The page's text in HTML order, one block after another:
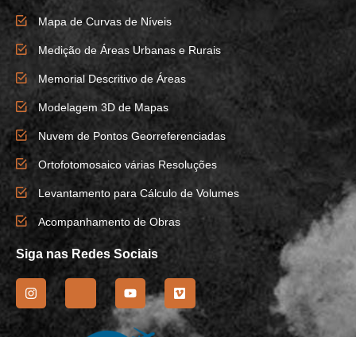
Mapa de Curvas de Níveis
Medição de Áreas Urbanas e Rurais
Memorial Descritivo de Áreas
Modelagem 3D de Mapas
Nuvem de Pontos Georreferenciadas
Ortofotomosaico várias Resoluções
Levantamento para Cálculo de Volumes
Acompanhamento de Obras
Siga nas Redes Sociais